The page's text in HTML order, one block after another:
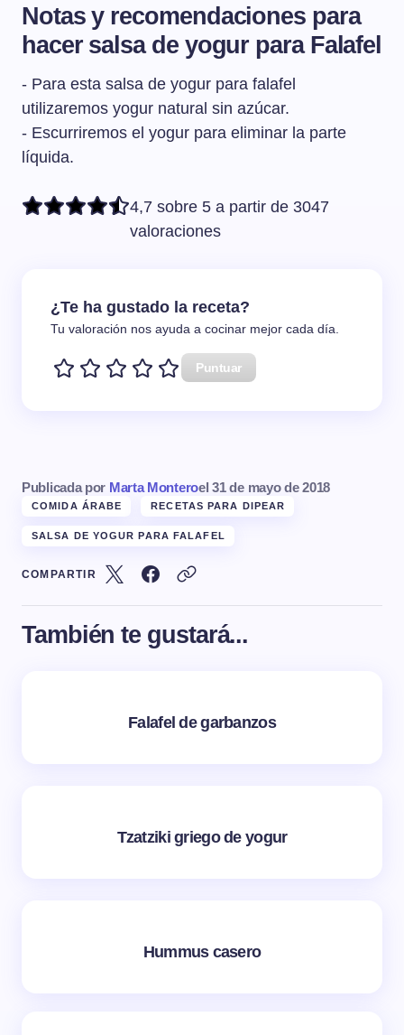
Notas y recomendaciones para
hacer salsa de yogur para Falafel
- Para esta salsa de yogur para falafel
utilizaremos yogur natural sin azúcar.
- Escurriremos el yogur para eliminar la parte
líquida.
4,7 sobre 5 a partir de 3047
valoraciones
¿Te ha gustado la receta?
Tu valoración nos ayuda a cocinar mejor cada día.
Puntuar
Publicada por Marta Monteroel 31 de mayo de 2018
COMIDA ÁRABE RECETAS PARA DIPEAR
SALSA DE YOGUR PARA FALAFEL
COMPARTIR
También te gustará...
Falafel de garbanzos
Tzatziki griego de yogur
Hummus casero